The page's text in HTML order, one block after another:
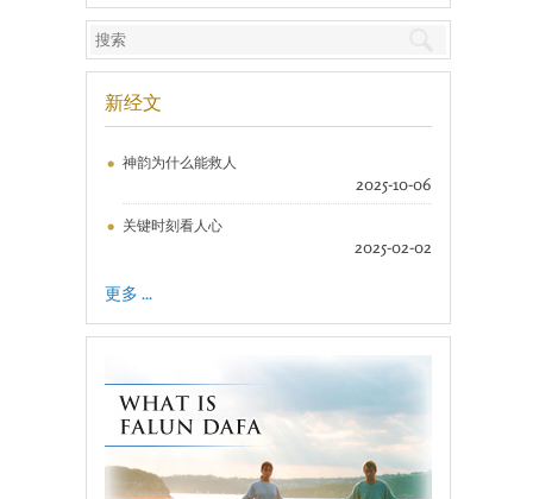
新经文
神韵为什么能救人
2025-10-06
关键时刻看人心
2025-02-02
更多 ...